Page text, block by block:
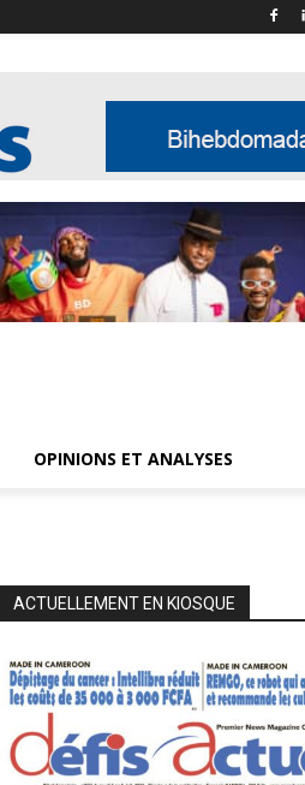
OPINIONS ET ANALYSES
ACTUELLEMENT EN KIOSQUE